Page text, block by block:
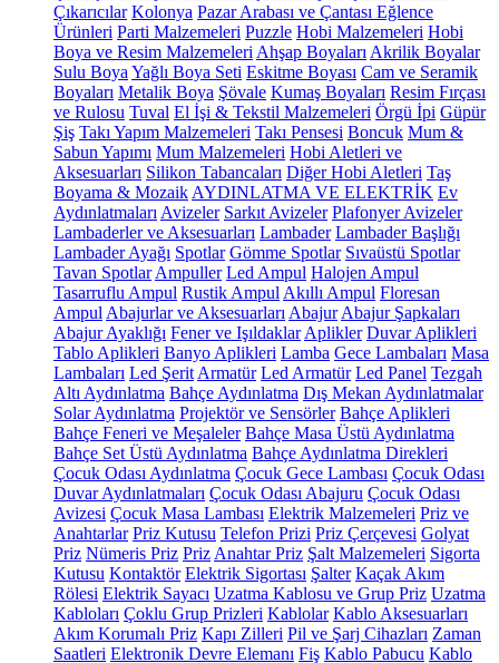
Çıkarıcılar Kolonya Pazar Arabası ve Çantası Eğlence
Ürünleri Parti Malzemeleri Puzzle Hobi Malzemeleri Hobi
Boya ve Resim Malzemeleri Ahşap Boyaları Akrilik Boyalar
Sulu Boya Yağlı Boya Seti Eskitme Boyası Cam ve Seramik
Boyaları Metalik Boya Şövale Kumaş Boyaları Resim Fırçası
ve Rulosu Tuval El İşi & Tekstil Malzemeleri Örgü İpi Güpür
Şiş Takı Yapım Malzemeleri Takı Pensesi Boncuk Mum &
Sabun Yapımı Mum Malzemeleri Hobi Aletleri ve
Aksesuarları Silikon Tabancaları Diğer Hobi Aletleri Taş
Boyama & Mozaik AYDINLATMA VE ELEKTRİK Ev
Aydınlatmaları Avizeler Sarkıt Avizeler Plafonyer Avizeler
Lambaderler ve Aksesuarları Lambader Lambader Başlığı
Lambader Ayağı Spotlar Gömme Spotlar Sıvaüstü Spotlar
Tavan Spotlar Ampuller Led Ampul Halojen Ampul
Tasarruflu Ampul Rustik Ampul Akıllı Ampul Floresan
Ampul Abajurlar ve Aksesuarları Abajur Abajur Şapkaları
Abajur Ayaklığı Fener ve Işıldaklar Aplikler Duvar Aplikleri
Tablo Aplikleri Banyo Aplikleri Lamba Gece Lambaları Masa
Lambaları Led Şerit Armatür Led Armatür Led Panel Tezgah
Altı Aydınlatma Bahçe Aydınlatma Dış Mekan Aydınlatmalar
Solar Aydınlatma Projektör ve Sensörler Bahçe Aplikleri
Bahçe Feneri ve Meşaleler Bahçe Masa Üstü Aydınlatma
Bahçe Set Üstü Aydınlatma Bahçe Aydınlatma Direkleri
Çocuk Odası Aydınlatma Çocuk Gece Lambası Çocuk Odası
Duvar Aydınlatmaları Çocuk Odası Abajuru Çocuk Odası
Avizesi Çocuk Masa Lambası Elektrik Malzemeleri Priz ve
Anahtarlar Priz Kutusu Telefon Prizi Priz Çerçevesi Golyat
Priz Nümeris Priz Priz Anahtar Priz Şalt Malzemeleri Sigorta
Kutusu Kontaktör Elektrik Sigortası Şalter Kaçak Akım
Rölesi Elektrik Sayacı Uzatma Kablosu ve Grup Priz Uzatma
Kabloları Çoklu Grup Prizleri Kablolar Kablo Aksesuarları
Akım Korumalı Priz Kapı Zilleri Pil ve Şarj Cihazları Zaman
Saatleri Elektronik Devre Elemanı Fiş Kablo Pabucu Kablo